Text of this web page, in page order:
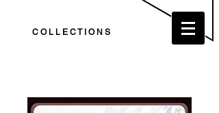
C O L L E C T I O N S